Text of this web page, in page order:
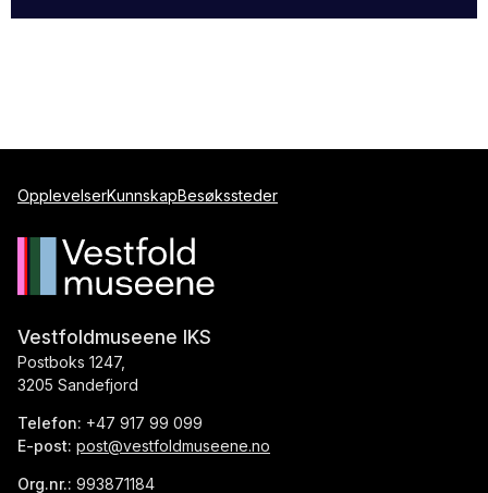
OpplevelserKunnskapBesøkssteder
Vestfoldmuseene IKS
Postboks 1247,
3205 Sandefjord
Telefon: +47 917 99 099
E-post: post@vestfoldmuseene.no
Org.nr.: 993871184